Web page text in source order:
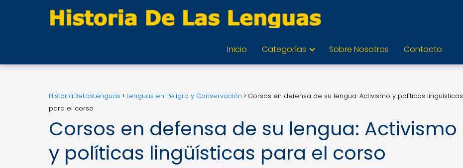
Inicio Categorías Sobre Nosotros Contacto
HistoriaDeLasLenguas Lenguas en Peligro y Conservación
Corsos en defensa de su lengua: Activismo y políticas lingüísticas
para el corso
Corsos en defensa de su lengua: Activismo
y políticas lingüísticas para el corso